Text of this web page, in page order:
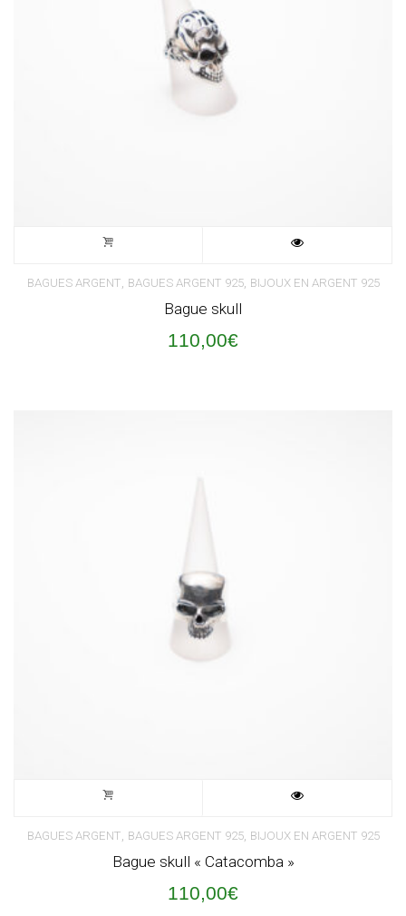
BAGUES ARGENT, BAGUES ARGENT 925, BIJOUX EN ARGENT 925
Bague skull
110,00€
BAGUES ARGENT, BAGUES ARGENT 925, BIJOUX EN ARGENT 925
Bague skull « Catacomba »
110,00€